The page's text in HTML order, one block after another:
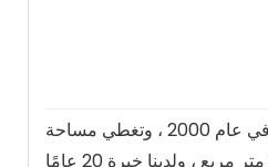
تأسست في عام 2000 ، وتغطي مساحة
تبلغ 50000 متر مربع ، ولدينا خبرة 20 عامًا